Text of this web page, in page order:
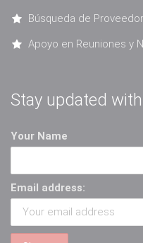
Búsqueda de
Apoyo en Reuniones y
Stay updated
Your Name
Email address: